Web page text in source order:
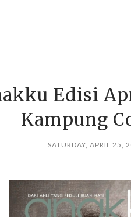
Edisi
Kampung
SATURDAY, APRIL 25,